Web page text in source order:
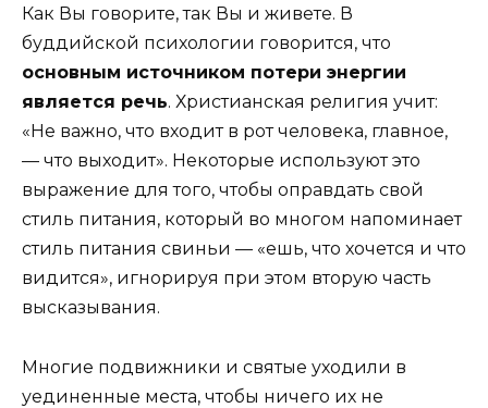
Как Вы говорите, так Вы и живете. В
буддийской психологии говорится, что
основным источником потери энергии
является речь. Христианская религия учит:
«Не важно, что входит в рот человека, главное,
— что выходит». Некоторые используют это
выражение для того, чтобы оправдать свой
стиль питания, который во многом напоминает
стиль питания свиньи — «ешь, что хочется и что
видится», игнорируя при этом вторую часть
высказывания.
Многие подвижники и святые уходили в
уединенные места, чтобы ничего их не